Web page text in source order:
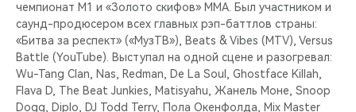
чемпионат M1 и «Золото скифов» MMA. Был участником и
саунд-продюсером всех главных рэп-баттлов страны:
«Битва за респект» («МузТВ»), Beats & Vibes (MTV), Versus
Battle (YouTube). Выступал на одной сцене и разогревал:
Wu-Tang Clan, Nas, Redman, De La Soul, Ghostface Killah,
Flava D, The Beat Junkies, Matisyahu, Жанель Моне, Snoop
Dogg, Diplo, DJ Todd Terry, Пола Окенфолда, Mix Master